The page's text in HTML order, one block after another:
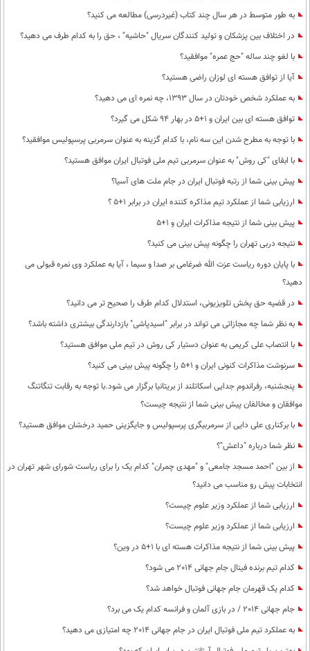
به طور متوسط در هر سال چند کتاب (غیردرسی) مطالعه می کنید؟
در اختلاف بین پزشکان و تولید کنندگان سریال "حاشیه" ، حق را به کدام طرف می دهید؟
با لغو چند ساله "حج عمره" موافقید؟
آیا از توافق هسته ای لوزان راضی هستید؟
به عملکرد شخص خودتان در سال 1393، چه نمره ای می دهید؟
توافق هسته ای بین ایران و 1+5 در بهار 94 شکل می گیرد؟
با توجه به مطرح شدن این سه نام، با کدام گزینه به عنوان سرمربی پرسپولیس موافقید؟
با ابقای "کی روش" به عنوان سرمربی تیم ملی فوتبال ایران موافق هستید؟
پیش بینی شما از رتبه فوتبال ایران در جام ملت های آسیا؟
ارزیابی شما از عملکرد تیم مذاکره کننده ایران در برابر 1+5 ؟
پیش بینی شما از نتیجه مذاکرات ایران و 1+5
نتیجه دربی تهران را چگونه پیش بینی می کنید؟
با پایان دوره ریاست عزت الله ضرغامی بر صدا و سیما ، آیا به عملکرد وی نمره قبولی می
دهید؟
در قضیه حق پخش تلویزیونی، استدلال کدام طرف را صحیح تر می دانید؟
به نظر شما چه مجازاتی می تواند در برابر "اسید‌پاشی" بازدارندگی بیشتری داشته باشد؟
با انتصاب علی کریمی به عنوان دستیار کی روش در تیم ملی موافق هستید؟
سرنوشت مذاکرات کنونی ایران و 1+5 را چگونه پیش بینی می کنید؟
پنجشنبه، رفراندوم جدایی اسکاتلند از بریتانیا برگزار می شود.با توجه به رقابت تنگاتنگ
موافقان و مخالفان پیش بینی شما از نتیجه چیست؟
با برکناری علی دایی از سرمربیگری پرسپولیس و جایگزینی حمید درخشان موافق هستید؟
نظر شما درباره "داعش"؟
از بین "احمد مسجد جامعی" و "مهدی چمران" کدام یک را برای ریاست شورای شهر تهران در
انتخابات پیش رو مناسب می دانید؟
ارزیابی شما از عملکرد وزیر علوم چیست؟
ارزیابی شما از عملکرد وزیر علوم چیست؟
پیش بینی شما از نتیجه مذاکرات هسته ای با 1+5 در وین؟
کدام تیم برنده فینال جام جهانی 2014 می شود؟
کدام یک قهرمان جام جهانی فوتبال خواهد شد؟
جام جهانی 2014 / در بازی آلمان و فرانسه کدام یک می برد؟
به عملکرد تیم ملی فوتبال ایران در جام جهانی 2014 چه امتیازی می دهید؟